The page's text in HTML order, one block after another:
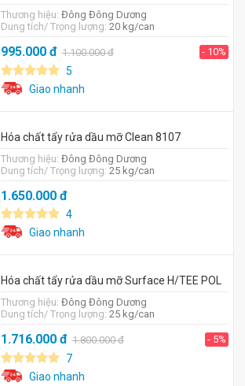
Thương hiệu: Đông Đông Dương
Dung tích/ Trọng lượng: 20 kg/can
995.000đ 1.100.000đ - 10%
5
Giao nhanh
Hóa chất tẩy rửa dầu mỡ Clean 8107
Thương hiệu: Đông Đông Dương
Dung tích/ Trọng lượng: 25 kg/can
1.650.000đ
4
Giao nhanh
Hóa chất tẩy rửa dầu mỡ Surface H/TEE POL
Thương hiệu: Đông Đông Dương
Dung tích/ Trọng lượng: 25 kg/can
1.716.000đ 1.800.000đ - 5%
7
Giao nhanh